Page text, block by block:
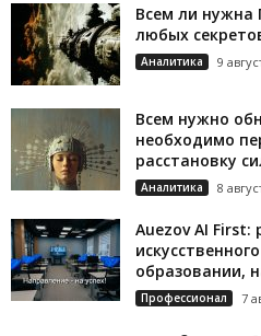
Всем ли нужна
любых
Аналитика 9
Всем нужно
необходимо
расстановку
Аналитика 8
Auezov AI First:
образовании,
Профессионал 7